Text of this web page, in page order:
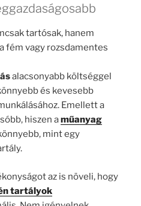
tartósak, hanem
fém vagy rozsdamentes
alacsonyabb költséggel
és kevesebb
Emellett a
hiszen aműanyag
mint egy
az is növeli, hogy
tartályok